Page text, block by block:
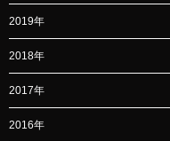
2019年
2018年
2017年
2016年